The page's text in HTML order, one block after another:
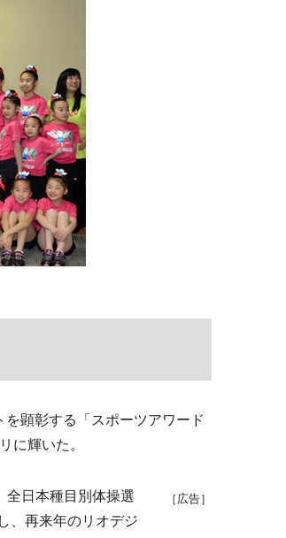
顕彰する「スポーツアワード
に輝いた。
［広告］
日本種目別体操選
、再来年のリオデジ